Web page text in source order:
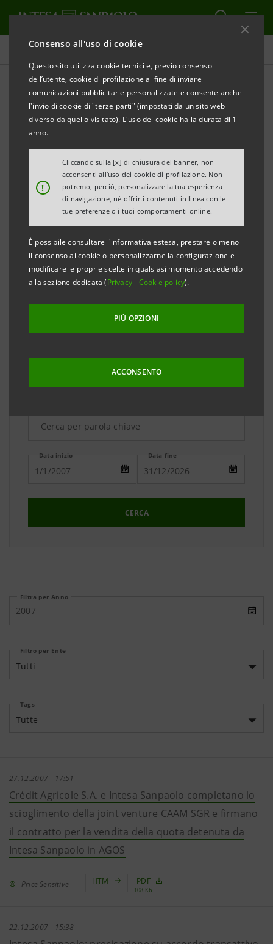
Consenso all'uso di cookie
Questo sito utilizza cookie tecnici e, previo consenso
dell’utente, cookie di profilazione al fine di inviare
comunicazioni pubblicitarie personalizzate e consente anche
l'invio di cookie di "terze parti" (impostati da un sito web
diverso da quello visitato). L'uso dei cookie ha la durata di 1
anno.
!
Cliccando sulla [x] di chiusura del banner, non
acconsenti all’uso dei cookie di profilazione. Non
potremo, perciò, personalizzare la tua esperienza
di navigazione, né offrirti contenuti in linea con le
tue preferenze o i tuoi comportamenti online.
È possibile consultare l'informativa estesa, prestare o meno
il consenso ai cookie o personalizzarne la configurazione e
modificare le proprie scelte in qualsiasi momento accedendo
alla sezione dedicata (Privacy- Cookie policy).
PIÙ OPZIONI
ACCONSENTO
Newsroom
Comunicati stampa
Qui è possibile trovare tutti i comunicati stampa
riguardanti Intesa Sanpaolo a partire dal 1° gennaio
2007, data di decorrenza della fusione tra Banca
Intesa e Sanpaolo IMI.
Per tutti i comunicati stampa emessi prima di tale
data si può fare riferimento ai precedenti siti delle
due banche. Il team dell'Ufficio Stampa è a
Data inizio Data fine
CERCA
Filtra per Anno
2007
Filtro per Ente
Tutti
Tags
Tutte
27.12.2007 - 17:51
Crédit Agricole S.A. e Intesa Sanpaolo completano lo
scioglimento della joint venture CAAM SGR e firmano
il contratto per la vendita della quota detenuta da
Intesa Sanpaolo in AGOS
Price Sensitive HTM PDF
108 Kb
22.12.2007 - 15:38